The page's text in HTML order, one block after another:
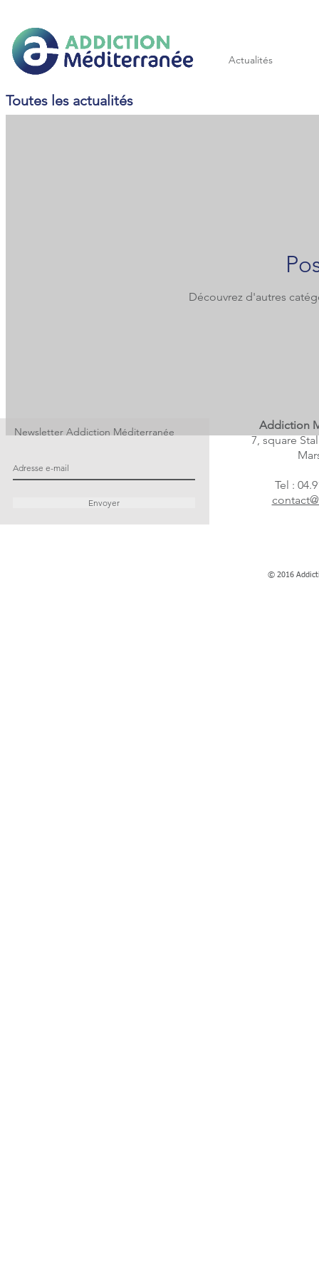
Actualités
Toutes les actualités
Découvrez d'autres
Newsletter Addiction Méditerranée
Envoyer
Addiction
7, square
Tel :
© 2016